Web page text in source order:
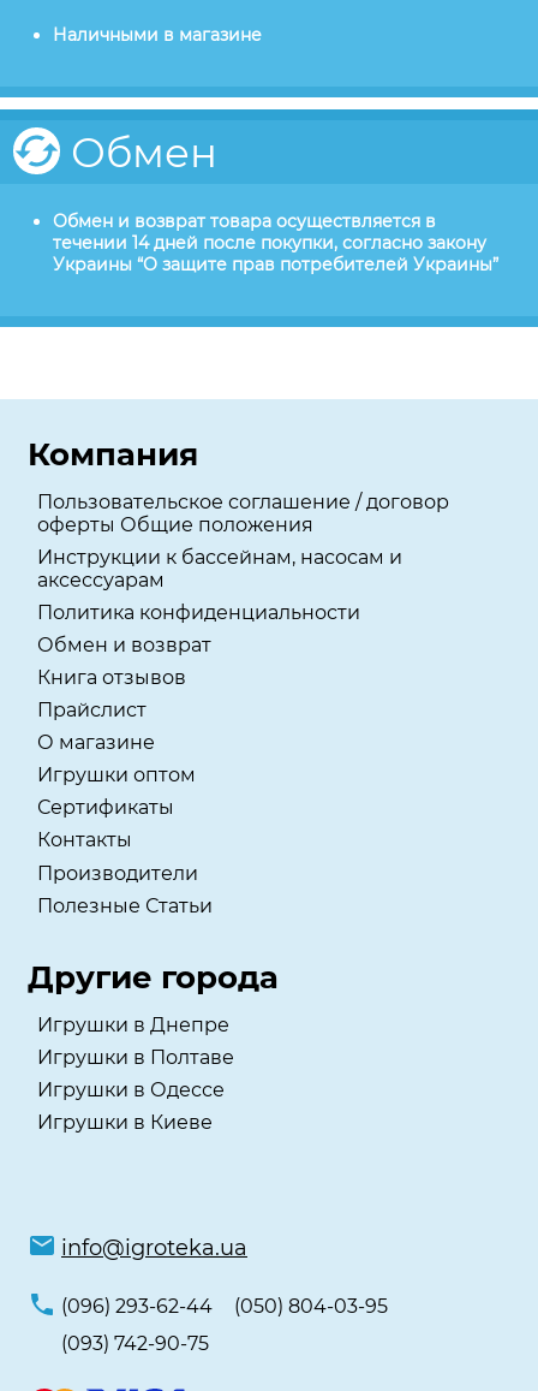
Наличными в магазине
Обмен
Обмен и возврат товара осуществляется в
течении 14 дней после покупки, согласно закону
Украины “О защите прав потребителей Украины”
Компания
Пользовательское соглашение / договор
оферты Общие положения
Инструкции к бассейнам, насосам и
аксессуарам
Политика конфиденциальности
Обмен и возврат
Книга отзывов
Прайслист
О магазине
Игрушки оптом
Сертификаты
Контакты
Производители
Полезные Статьи
Другие города
Игрушки в Днепре
Игрушки в Полтаве
Игрушки в Одессе
Игрушки в Киеве
info@igroteka.ua
(096) 293-62-44
(050) 804-03-95
(093) 742-90-75